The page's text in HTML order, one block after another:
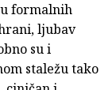
formalnih
ljubav
su i
staležu tako